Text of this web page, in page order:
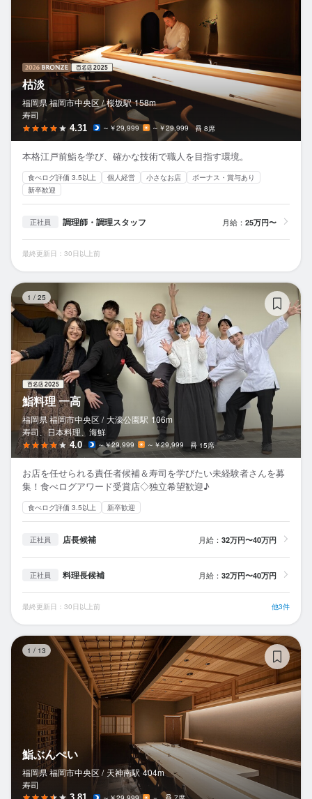
枯淡
福岡県 福岡市中央区 / 桜坂駅 158m
寿司
4.31 ～￥29,999 ～￥29,999 8席
本格江戸前鮨を学び、確かな技術で職人を目指す環境。
食べログ評価 3.5以上 個人経営 小さなお店
ボーナス・賞与あり
新卒歓迎
正社員 調理師・調理スタッフ 月給： 25万円〜
最終更新日：30日以上前
1 / 25
鮨料理 一高
福岡県 福岡市中央区 / 大濠公園駅 106m
寿司、日本料理、海鮮
4.0 ～￥29,999 ～￥29,999 15席
お店を任せられる責任者候補＆寿司を学びたい未経験者さんを募
集！食べログアワード受賞店◇独立希望歓迎♪
食べログ評価 3.5以上 新卒歓迎
正社員 店長候補 月給： 32万円〜40万円
正社員 料理長候補 月給： 32万円〜40万円
最終更新日：30日以上前 他3件
1 / 13
鮨ぶんぺい
福岡県 福岡市中央区 / 天神南駅 404m
寿司